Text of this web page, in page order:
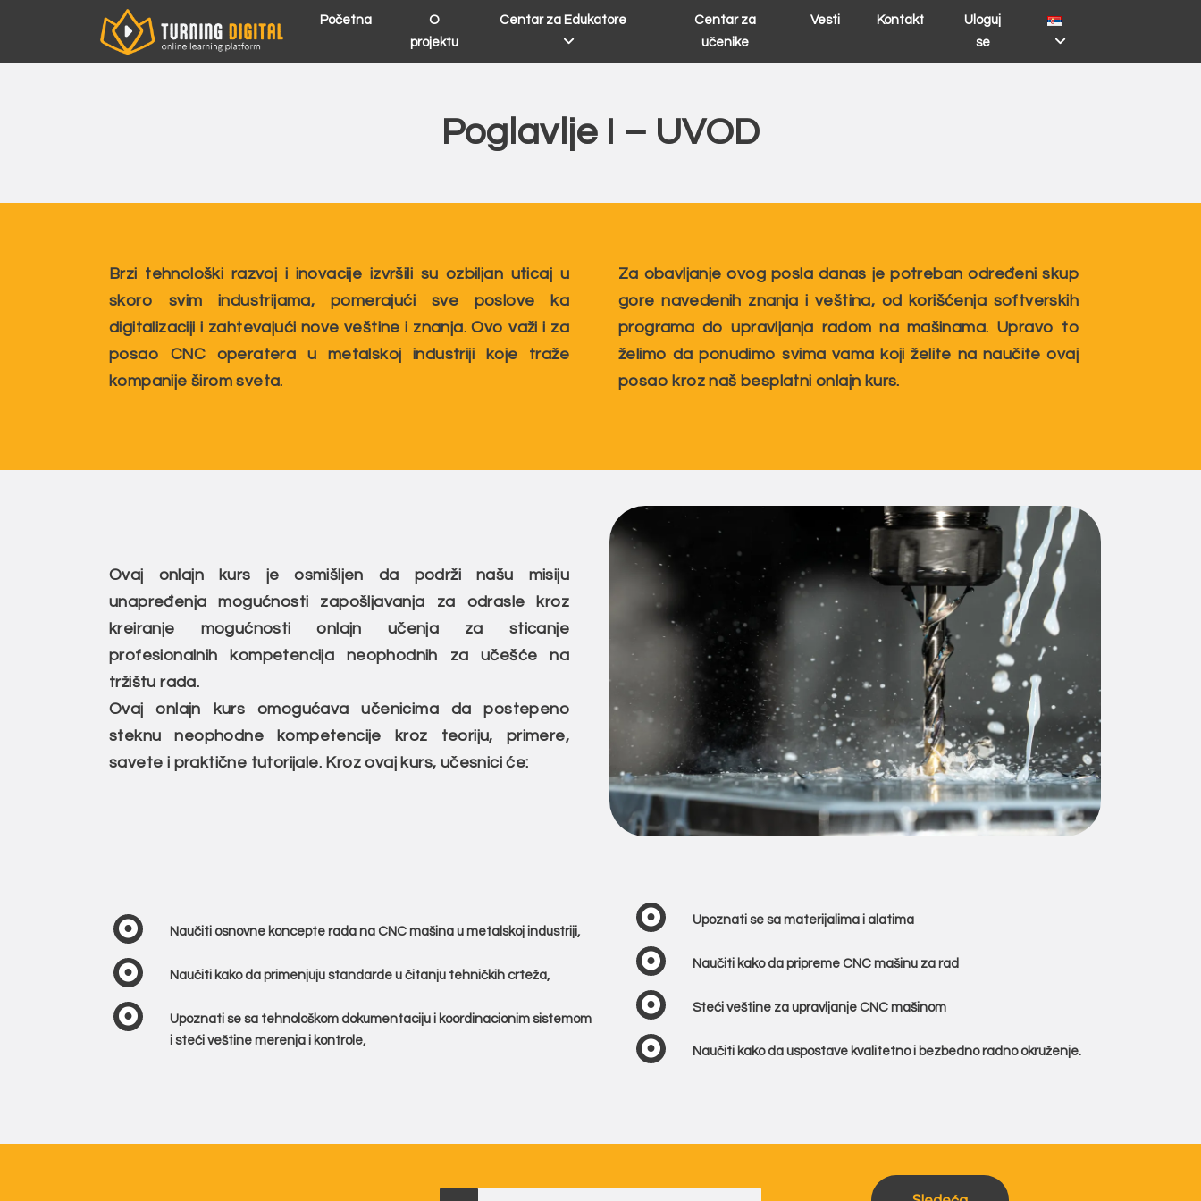
Početna
O
projektu
Centar za Edukatore
Centar za
učenike
Vesti Kontakt
Uloguj
se
Poglavlje I – UVOD
Brzi tehnološki razvoj i inovacije izvršili su ozbiljan uticaj u
skoro svim industrijama, pomerajući sve poslove ka
digitalizaciji i zahtevajući nove veštine i znanja. Ovo važi i za
posao CNC operatera u metalskoj industriji koje traže
kompanije širom sveta.
Za obavljanje ovog posla danas je potreban određeni skup
gore navedenih znanja i veština, od korišćenja softverskih
programa do upravljanja radom na mašinama. Upravo to
želimo da ponudimo svima vama koji želite na naučite ovaj
posao kroz naš besplatni onlajn kurs.
Ovaj onlajn kurs je osmišljen da podrži našu misiju
unapređenja mogućnosti zapošljavanja za odrasle kroz
kreiranje mogućnosti onlajn učenja za sticanje
profesionalnih kompetencija neophodnih za učešće na
tržištu rada.
Ovaj onlajn kurs omogućava učenicima da postepeno
steknu neophodne kompetencije kroz teoriju, primere,
savete i praktične tutorijale. Kroz ovaj kurs, učesnici će:
Naučiti osnovne koncepte rada na CNC mašina u metalskoj industriji,
Naučiti kako da primenjuju standarde u čitanju tehničkih crteža,
Upoznati se sa tehnološkom dokumentaciju i koordinacionim sistemom
i steći veštine merenja i kontrole,
Upoznati se sa materijalima i alatima
Naučiti kako da pripreme CNC mašinu za rad
Steći veštine za upravljanje CNC mašinom
Naučiti kako da uspostave kvalitetno i bezbedno radno okruženje.